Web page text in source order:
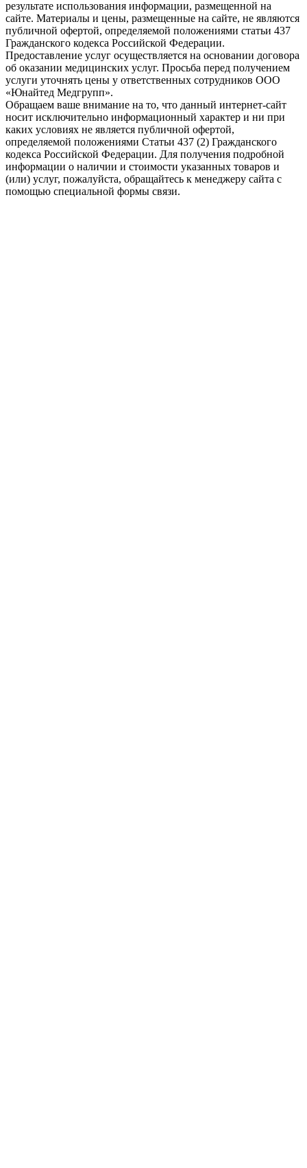
результате использования информации, размещенной на
сайте. Материалы и цены, размещенные на сайте, не являются
публичной офертой, определяемой положениями статьи 437
Гражданского кодекса Российской Федерации.
Предоставление услуг осуществляется на основании договора
об оказании медицинских услуг. Просьба перед получением
услуги уточнять цены у ответственных сотрудников ООО
«Юнайтед Медгрупп».
Обращаем ваше внимание на то, что данный интернет-сайт
носит исключительно информационный характер и ни при
каких условиях не является публичной офертой,
определяемой положениями Статьи 437 (2) Гражданского
кодекса Российской Федерации. Для получения подробной
информации о наличии и стоимости указанных товаров и
(или) услуг, пожалуйста, обращайтесь к менеджеру сайта с
помощью специальной формы связи.